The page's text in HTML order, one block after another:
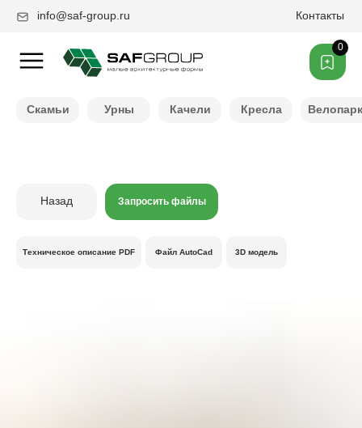
Контакты
info@saf-group.ru
0
Скамьи Урны Качели Кресла
Назад Запросить файлы
3D модель
Файл AutoCad
Техническое описание PDF